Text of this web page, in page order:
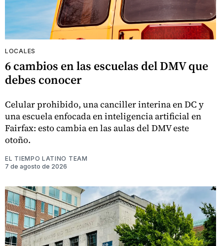
LOCALES
6 cambios en las escuelas del DMV que
debes conocer
Celular prohibido, una canciller interina en DC y
una escuela enfocada en inteligencia artificial en
Fairfax: esto cambia en las aulas del DMV este
otoño.
EL TIEMPO LATINO TEAM
7 de agosto de 2026